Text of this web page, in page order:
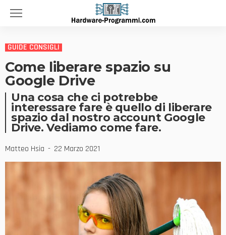
GUIDE CONSIGLI
Come liberare spazio su
Google Drive
Una cosa che ci potrebbe
interessare fare è quello di liberare
spazio dal nostro account Google
Drive. Vediamo come fare.
Matteo Hsia 22 Marzo 2021